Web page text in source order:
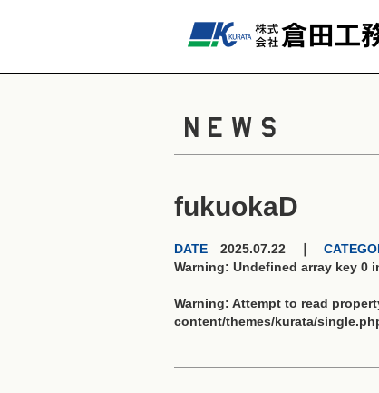
NEWS
fukuokaD
DATE 2025.07.22 ｜
Warning: Undefined array key 0
Warning: Attempt to read
content/themes/kurata/